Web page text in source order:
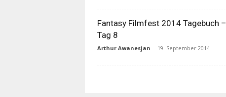
Fantasy Filmfest 2014 Tagebuch –
Tag 8
Arthur Awanesjan - 19. September 2014